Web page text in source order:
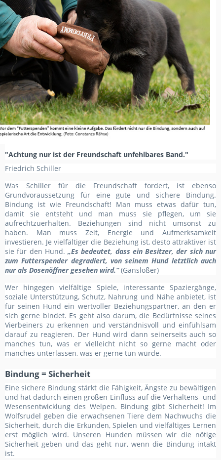
"Achtung nur ist der Freundschaft unfehlbares Band."
Friedrich Schiller
Was Schiller für die Freundschaft fordert, ist ebenso
Grundvoraussetzung für eine gute und sichere Bindung.
Bindung ist wie Freundschaft! Man muss etwas dafür tun,
damit sie entsteht und man muss sie pflegen, um sie
aufrechtzuerhalten. Beziehungen sind nicht umsonst zu
haben. Man muss Zeit, Energie und Aufmerksamkeit
investieren. Je vielfältiger die Beziehung ist, desto attraktiver ist
sie für den Hund.„Es bedeutet, dass ein Besitzer, der sich nur
zum Futterspender degradiert, von seinem Hund letztlich auch
nur als Dosenöffner gesehen wird.“ (Gansloßer)
Wer hingegen vielfältige Spiele, interessante Spaziergänge,
soziale Unterstützung, Schutz, Nahrung und Nähe anbietet, ist
für seinen Hund ein wertvoller Beziehungspartner, an den er
sich gerne bindet. Es geht also darum, die Bedürfnisse seines
Vierbeiners zu erkennen und verständnisvoll und einfühlsam
darauf zu reagieren. Der Hund wird dann seinerseits auch so
manches tun, was er vielleicht nicht so gerne macht oder
manches unterlassen, was er gerne tun würde.
Bindung = Sicherheit
Eine sichere Bindung stärkt die Fähigkeit, Ängste zu bewältigen
und hat dadurch einen großen Einfluss auf die Verhaltens- und
Wesensentwicklung des Welpen. Bindung gibt Sicherheit! Im
Wolfsrudel geben die erwachsenen Tiere dem Nachwuchs die
Sicherheit, durch die Erkunden, Spielen und vielfältiges Lernen
erst möglich wird. Unseren Hunden müssen wir die nötige
Sicherheit geben und das geht nur, wenn die Bindung intakt
ist.